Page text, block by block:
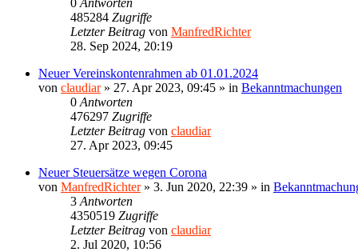
485284 Zugriffe
Letzter Beitrag von ManfredRichter
28. Sep 2024, 20:19
Neuer Vereinskontenrahmen ab 01.01.2024
von claudiar» 27. Apr 2023, 09:45 » in Bekanntmachungen
0 Antworten
476297 Zugriffe
Letzter Beitrag von claudiar
27. Apr 2023, 09:45
Neuer Steuersätze wegen Corona
von ManfredRichter» 3. Jun 2020, 22:39 » in
3 Antworten
4350519 Zugriffe
Letzter Beitrag von claudiar
2. Jul 2020, 10:56